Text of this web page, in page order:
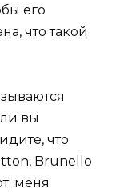
его
что такой
вы
что
Brunello
меня